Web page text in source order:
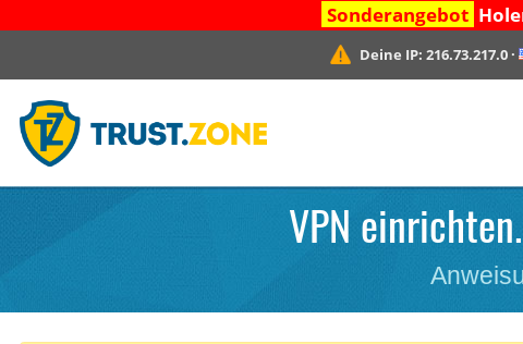
Sonderangebot
Deine IP: 216.73.217.0·
VPN